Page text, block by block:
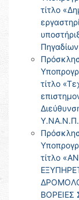
τίτλο
τίτλο
Υ.ΝΑ.Ν.Π.
τίτλο
ΒΟΡΕΙΕΣ